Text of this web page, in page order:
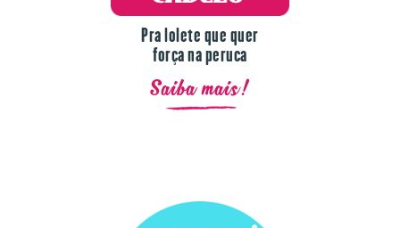
Pra lolete que quer
força na peruca
Saiba mais!